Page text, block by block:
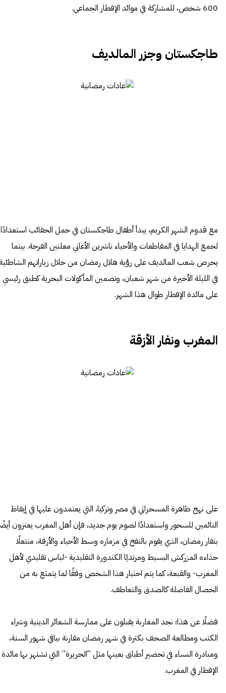
600 شخص، للمشاركة في موائد الإفطار الجماعي.
طاجكستان وجزر المالديف
مع قدوم الشهر الكريم، يبدأ أطفال طاجكستان في حمل الحقائب استعدادًا
لجمع الهدايا في المقاطعات والأحياء ناشرين الأغاني معلنين الفرحة. بينما
يحرص شعب المالديفعلى رؤية هلال رمضان من خلال زياراتهم
في الليلة الأخيرة من شهر شعبان، وتضمين المأكولات البحرية كطبق رئيسي
على مائدة الإفطار طوال هذا الشهر.
المغرب ونفار الأزقة
على نهج ظاهرة المسحراتي في مصر وتركيا، التي يعتمدون عليها في إيقاظ
النائمين للسحور واستعدادًا لصوم يوم جديد، فإن أهل المغرب يعتزون
بنفار رمضان، الذي يقوم بالنفخ في مزماره وسط الأحياء والأزقة، منتعلًا
حذاءه المزركش البسيط ومرتديًا الكندورة التقليدية -لباس تقليدي لأهل
المغرب- والقبعة، كما يتم اختيار هذا الشخص وفقًا لما يتمتع به من
الخصال الفاضلة كالصدق والتعاطف.
فضلًا عن هذا؛ نجد المغاربة يقبلون على ممارسة الشعائر الدينية وشراء
الكتب ومطالعة الصحف بكثرة في شهر رمضان مقارنة بباقي شهور السنة،
ومبادرة النساء في تحضير أطباق بعينها مثل “الحريرة” التي تشتهر بها مائدة
الإفطار في المغرب.